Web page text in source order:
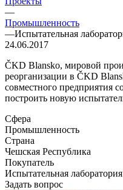
—
Промышленность
—Испытательная
24.06.2017
ČKD Blansko, мировой
реорганизации в ČKD
совместного предприятия
построить новую
Сфера
Промышленность
Страна
Чешская Республика
Покупатель
Испытательная
Задать вопрос